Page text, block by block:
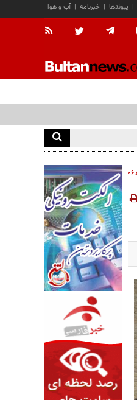
آب و هوا | خبرنامه | پیوندها |